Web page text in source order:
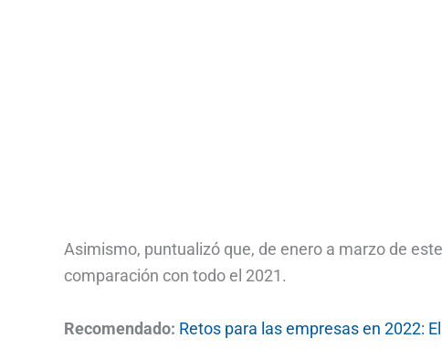
Asimismo, puntualizó que, de enero a marzo de
comparación con todo el 2021.
Recomendado: Retos para las empresas en 2022: